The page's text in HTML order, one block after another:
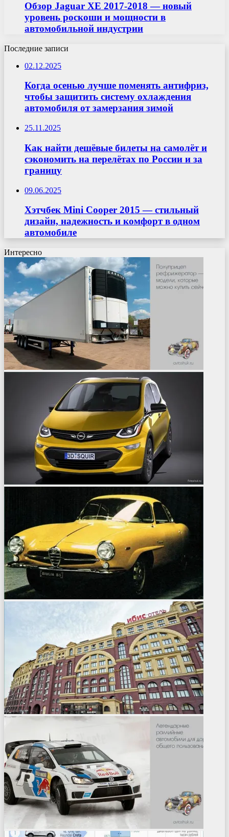
Обзор Jaguar XE 2017-2018 — новый
уровень роскоши и мощности в
автомобильной индустрии
Последние записи
02.12.2025
Когда осенью лучше поменять антифриз,
чтобы защитить систему охлаждения
автомобиля от замерзания зимой
25.11.2025
Как найти дешёвые билеты на самолёт и
сэкономить на перелётах по России и за
границу
09.06.2025
Хэтчбек Mini Cooper 2015 — стильный
дизайн, надежность и комфорт в одном
автомобиле
Интересно